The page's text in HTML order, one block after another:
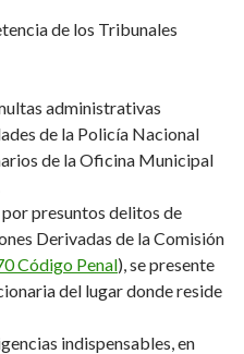
de los Tribunales
administrativas
de la Policía Nacional
de la Oficina Municipal
presuntos delitos de
Derivadas de laComisión
Código Penal) , se presente
del lugar donde reside
indispensables, en